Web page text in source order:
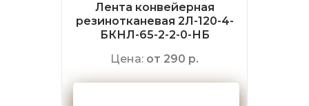
Лента конвейерная
резинотканевая 2Л-120-4-
БКНЛ-65-2-2-0-НБ
Цена: от 290 р.